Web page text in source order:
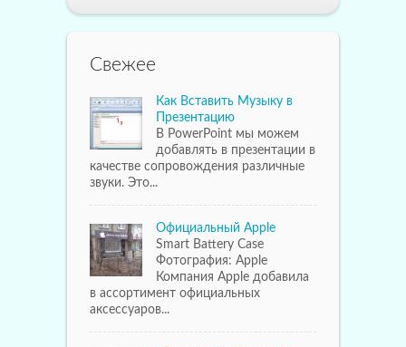
Свежее
Как Вставить Музыку в
Презентацию
В PowerPoint мы можем
добавлять в презентации в
качестве сопровождения различные
звуки. Это...
Официальный Apple
Smart Battery Case
Фотография: Apple
Компания Apple добавила
в ассортимент официальных
аксессуаров...